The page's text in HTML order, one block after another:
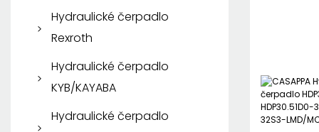
Hydraulické čerpadlo
Rexroth
Pístové čerpadlo
Rexroth
Lamelové čerpadlo
Hydraulické čerpadlo
KYB/KAYABA
Zubové čerpadlo
Hydraulické čerpadlo